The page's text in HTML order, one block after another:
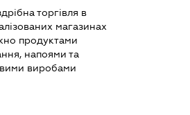
торгівля в
магазинах
продуктами
напоями та
виробами